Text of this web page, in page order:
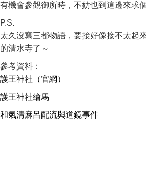
有機會參觀御所時，不妨也到這邊來求
P.S.
太久沒寫三都物語，要接好像接不太起
的清水寺了～
參考資料：
護王神社（官網）
護王神社繪馬
和氣清麻呂配流與道鏡事件